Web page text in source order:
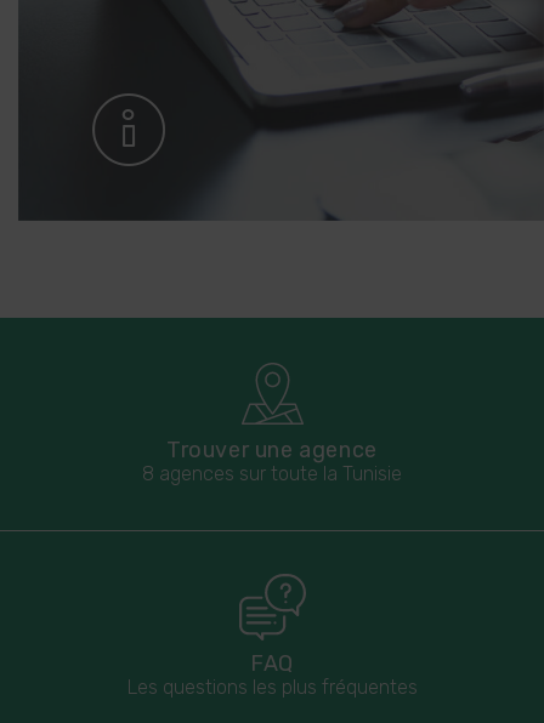
Trouver une agence
8 agences sur toute la Tunisie
FAQ
Les questions les plus fréquentes